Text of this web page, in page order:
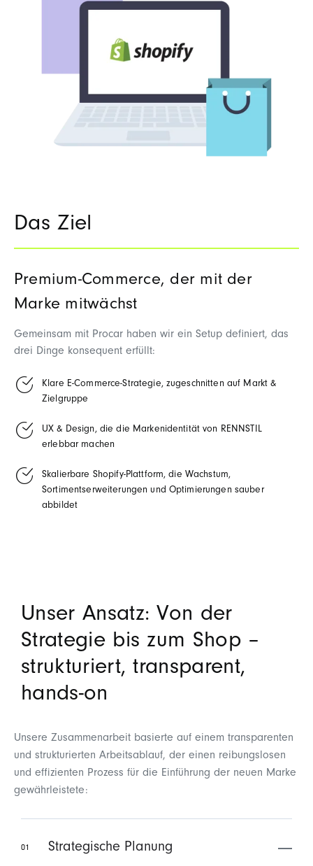
Das Ziel
Premium‑Commerce, der mit der
Marke mitwächst
Gemeinsam mit Procar haben wir ein Setup definiert, das
drei Dinge konsequent erfüllt:
Klare E‑Commerce‑Strategie, zugeschnitten auf Markt &
Zielgruppe
UX & Design, die die Markenidentität von RENNSTIL
erlebbar machen
Skalierbare Shopify‑Plattform, die Wachstum,
Sortimentserweiterungen und Optimierungen sauber
abbildet
Unser Ansatz: Von der
Strategie bis zum Shop –
strukturiert, transparent,
hands‑on
Unsere Zusammenarbeit basierte auf einem transparenten
und strukturierten Arbeitsablauf, der einen reibungslosen
und effizienten Prozess für die Einführung der neuen Marke
gewährleistete:
01 Strategische Planung